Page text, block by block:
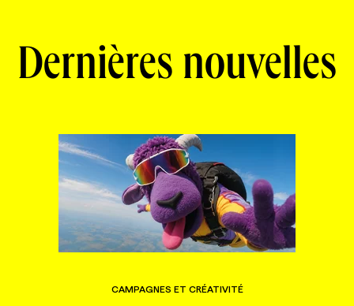
Dernières nouvelles
CAMPAGNES ET CRÉATIVITÉ